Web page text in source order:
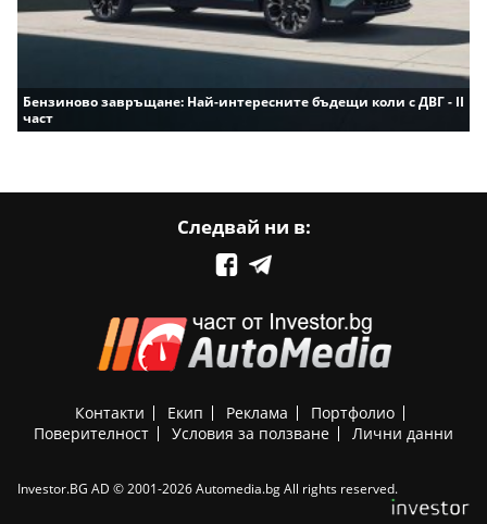
Бензиново завръщане: Най-интересните бъдещи коли с ДВГ - II
част
Следвай ни в:
Контакти Екип Реклама
Портфолио
Поверителност
Условия за ползване Лични данни
Investor.BG AD © 2001-2026 Automedia.bg All rights reserved.